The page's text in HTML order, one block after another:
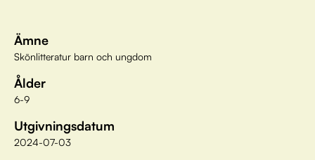
Ämne
Skönlitteratur barn och ungdom
Ålder
6-9
Utgivningsdatum
2024-07-03